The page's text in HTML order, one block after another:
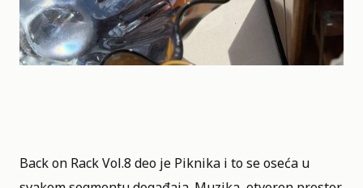
Back on Rack Vol.8 deo je Piknika i to se oseća u